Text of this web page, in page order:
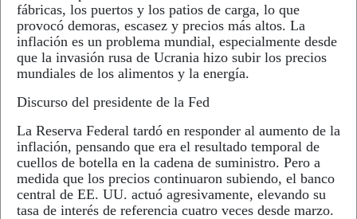
fábricas, los puertos y los patios de carga, lo que
provocó demoras, escasez y precios más altos. La
inflación es un problema mundial, especialmente desde
que la invasión rusa de Ucrania hizo subir los precios
mundiales de los alimentos y la energía.
Discurso del presidente de la Fed
La Reserva Federal tardó en responder al aumento de la
inflación, pensando que era el resultado temporal de
cuellos de botella en la cadena de suministro. Pero a
medida que los precios continuaron subiendo, el banco
central de EE. UU. actuó agresivamente, elevando su
tasa de interés de referencia cuatro veces desde marzo.